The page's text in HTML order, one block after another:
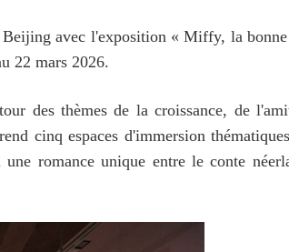
avec l'exposition « Miffy, la
22 mars 2026.
des thèmes de la croissance, de
cinq espaces d'immersion
romance unique entre le conte